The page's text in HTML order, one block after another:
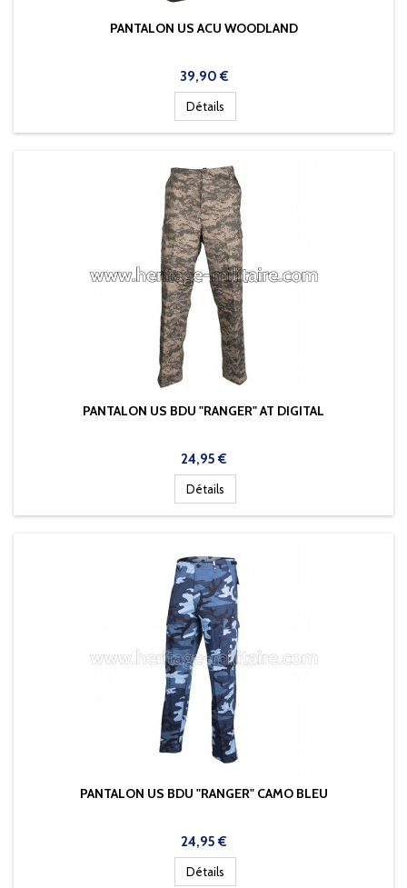
PANTALON US ACU WOODLAND
Prix
39,90 €
Détails
PANTALON US BDU "RANGER" AT DIGITAL
Prix
24,95 €
Détails
PANTALON US BDU "RANGER" CAMO BLEU
Prix
24,95 €
Détails